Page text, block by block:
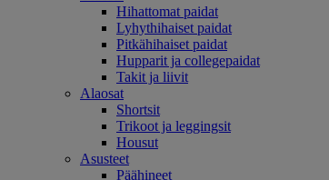
Hihattomat paidat
Lyhythihaiset paidat
Pitkähihaiset paidat
Hupparit ja collegepaidat
Takit ja liivit
Alaosat
Shortsit
Trikoot ja leggingsit
Housut
Asusteet
Päähineet